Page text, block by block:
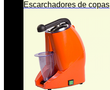
Escarchadores de copas